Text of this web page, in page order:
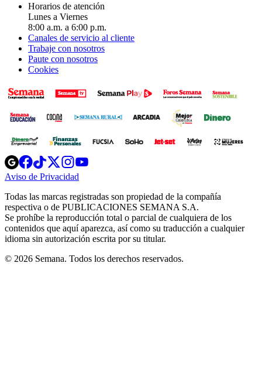
Horarios de atención
Lunes a Viernes
8:00 a.m. a 6:00 p.m.
Canales de servicio al cliente
Trabaje con nosotros
Paute con nosotros
Cookies
Opens
in
new
Opens
in
new
Opens
in
new
window
Opens
new
windowwindow
Aviso de Privacidad
new
window
Todas las marcas registradas son propiedad de la compañía
respectiva o de PUBLICACIONES SEMANA S.A.
Se prohíbe la reproducción total o parcial de cualquiera de los
contenidos que aquí aparezca, así como su traducción a cualquier
idioma sin autorización escrita por su titular.
© 2026 Semana. Todos los derechos reservados.